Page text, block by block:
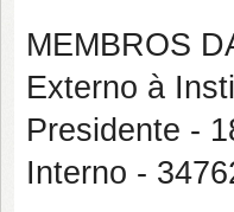
MEMBROS
Externo à
Presidente -
Interno -